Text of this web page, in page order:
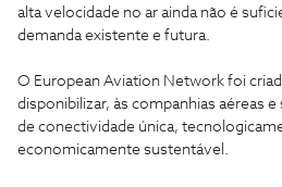
alta velocidade no ar ainda não é
demanda existente e futura.
O European Aviation Network foi
disponibilizar, às companhias aéreas
de conectividade única,
economicamente sustentável.